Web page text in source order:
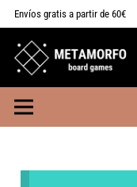
Envíos gratis a partir de 60€